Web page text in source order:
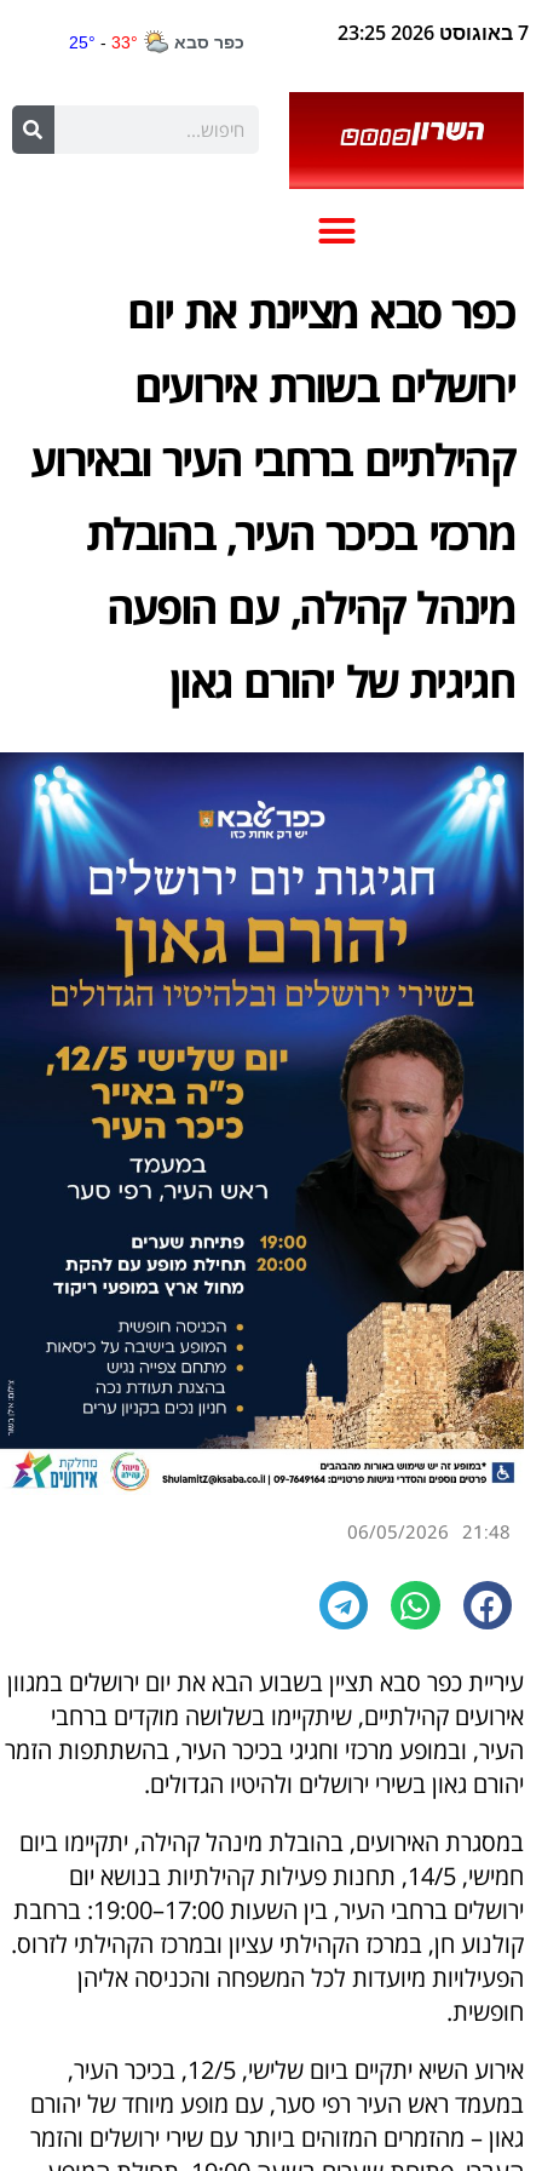
7 באוגוסט 2026 23:25
כפר סבא מציינת את יום
ירושלים בשורת אירועים
קהילתיים ברחבי העיר ובאירוע
מרכזי בכיכר העיר, בהובלת
מינהל קהילה, עם הופעה
חגיגית של יהורם גאון
21:48
06/05/2026
עיריית כפר סבא תציין בשבוע הבא את יום ירושלים במגוון
אירועים קהילתיים, שיתקיימו בשלושה מוקדים ברחבי
העיר, ובמופע מרכזי וחגיגי בכיכר העיר, בהשתתפות הזמר
יהורם גאון בשירי ירושלים ולהיטיו הגדולים.
במסגרת האירועים, בהובלת מינהל קהילה, יתקיימו ביום
חמישי, 14/5, תחנות פעילות קהילתיות בנושא יום
ירושלים ברחבי העיר, בין השעות 17:00–19:00: ברחבת
קולנוע חן, במרכז הקהילתי עציון ובמרכז הקהילתי לזרוס.
הפעילויות מיועדות לכל המשפחה והכניסה אליהן
חופשית.
אירוע השיא יתקיים ביום שלישי, 12/5, בכיכר העיר,
במעמד ראש העיר רפי סער, עם מופע מיוחד של יהורם
גאון – מהזמרים המזוהים ביותר עם שירי ירושלים והזמר